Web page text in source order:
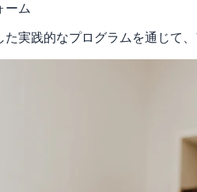
ーム
実践的なプログラムを通じて